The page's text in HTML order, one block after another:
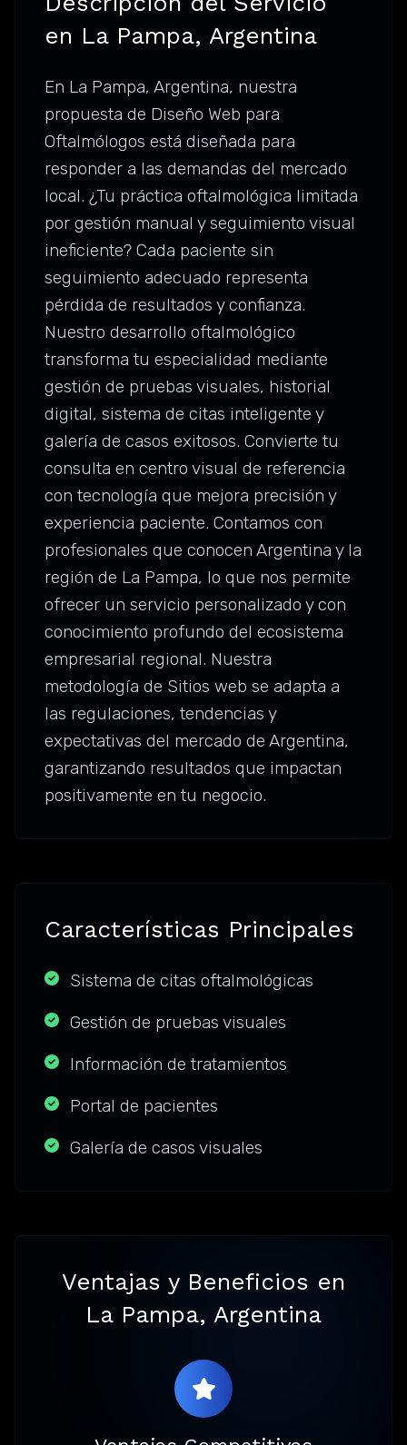
en La Pampa, Argentina
En La Pampa, Argentina, nuestra
propuesta de Diseño Web para
Oftalmólogos está diseñada para
responder a las demandas del mercado
local. ¿Tu práctica oftalmológica limitada
por gestión manual y seguimiento visual
ineficiente? Cada paciente sin
seguimiento adecuado representa
pérdida de resultados y confianza.
Nuestro desarrollo oftalmológico
transforma tu especialidad mediante
gestión de pruebas visuales, historial
digital, sistema de citas inteligente y
galería de casos exitosos. Convierte tu
consulta en centro visual de referencia
con tecnología que mejora precisión y
experiencia paciente. Contamos con
profesionales que conocen Argentina y la
región de La Pampa, lo que nos permite
ofrecer un servicio personalizado y con
conocimiento profundo del ecosistema
empresarial regional. Nuestra
metodología de Sitios web se adapta a
las regulaciones, tendencias y
expectativas del mercado de Argentina,
garantizando resultados que impactan
positivamente en tu negocio.
Características Principales
Sistema de citas oftalmológicas
Gestión de pruebas visuales
Información de tratamientos
Portal de pacientes
Galería de casos visuales
Ventajas y Beneficios en
La Pampa, Argentina